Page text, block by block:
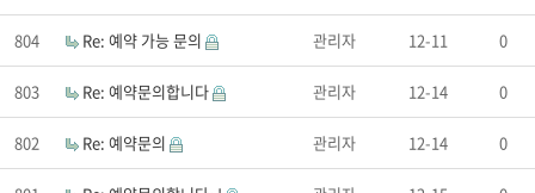
804 Re: 예약 가능 문의 관리자 12-11 0
803 Re: 예약문의합니다 관리자 12-14 0
802 Re: 예약문의 관리자 12-14 0